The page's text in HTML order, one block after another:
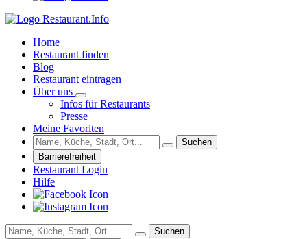
Home
Restaurant finden
Blog
Restaurant eintragen
Über uns
Infos für Restaurants
Presse
Meine Favoriten
Suchen
Barrierefreiheit
Restaurant Login
Hilfe
Suchen